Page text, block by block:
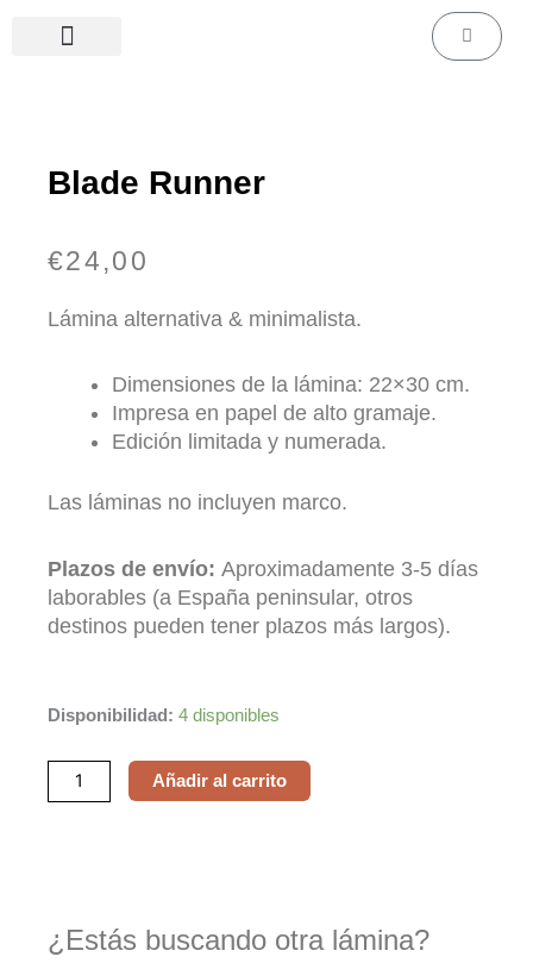
Carrito
Blade Runner
€24,00
Lámina alternativa & minimalista.
Dimensiones de la lámina: 22×30 cm.
Impresa en papel de alto gramaje.
Edición limitada y numerada.
Las láminas no incluyen marco.
Plazos de envío: Aproximadamente 3-5 días
laborables (a España peninsular, otros
destinos pueden tener plazos más largos).
Disponibilidad: 4 disponibles
Blade
cantidad
Añadir al carrito
¿Estás buscando otra lámina?